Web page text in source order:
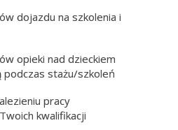
dojazdu na szkolenia i
opieki nad dzieckiem
podczas stażu/szkoleń
pracy
kwalifikacji